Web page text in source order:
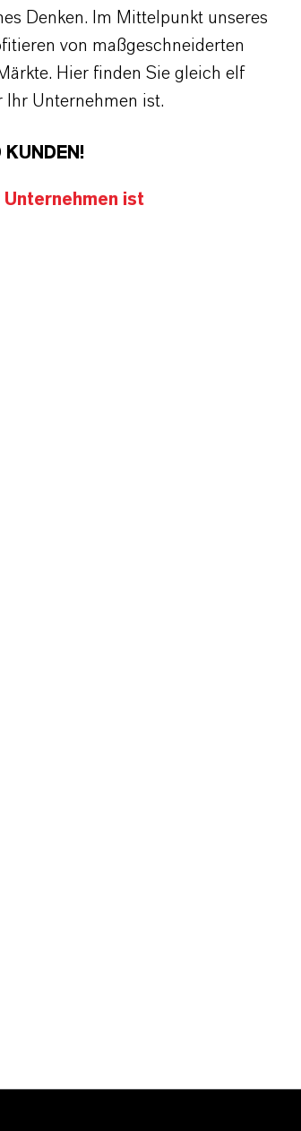
Denken. Im Mittelpunkt unseres
von maßgeschneiderten
Hier finden Sie gleich elf
Ihr Unternehmen ist.
KUNDEN!
ist